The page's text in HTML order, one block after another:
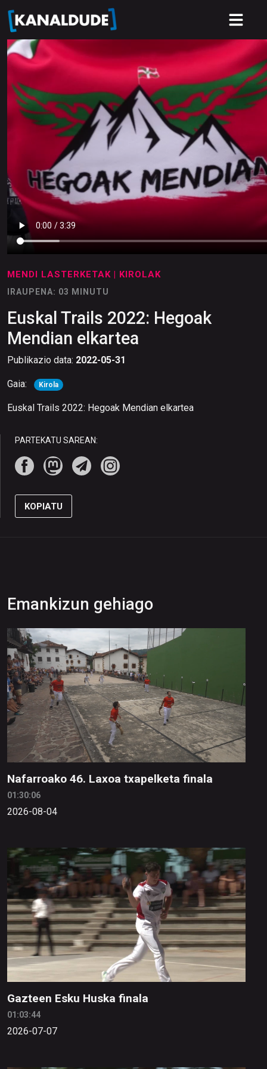
MENDI LASTERKETAK | KIROLAK
IRAUPENA: 03 MINUTU
Euskal Trails 2022: Hegoak
Mendian elkartea
Publikazio data: 2022-05-31
Gaia: Kirola
Euskal Trails 2022: Hegoak Mendian elkartea
PARTEKATU SAREAN:
KOPIATU
Emankizun gehiago
Nafarroako 46. Laxoa txapelketa finala
01:30:06
2026-08-04
Gazteen Esku Huska finala
01:03:44
2026-07-07